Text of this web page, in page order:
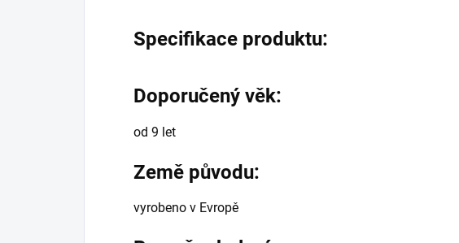
Specifikace produktu:
Doporučený věk:
od 9 let
Země původu:
vyrobeno v Evropě